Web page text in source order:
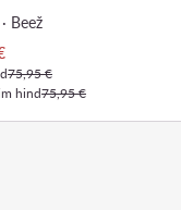
Beež
hind
75,95 €
hind75,95 €